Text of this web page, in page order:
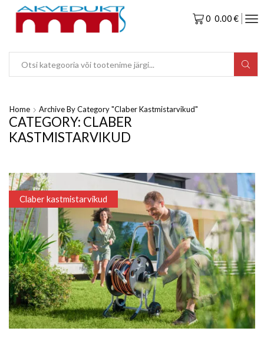
0 0.00€
Home Archive By Category "Claber Kastmistarvikud"
CATEGORY: CLABER
KASTMISTARVIKUD
Claber kastmistarvikud